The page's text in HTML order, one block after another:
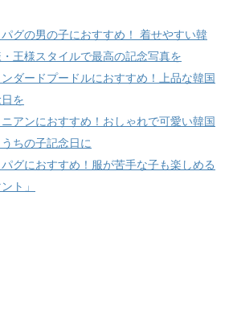
グの男の子におすすめ！ 着せやすい韓
王様スタイルで最高の記念写真を
ダードプードルにおすすめ！上品な韓国
を
アンにおすすめ！おしゃれで可愛い韓国
ちの子記念日に
グにおすすめ！服が苦手な子も楽しめる
ト」